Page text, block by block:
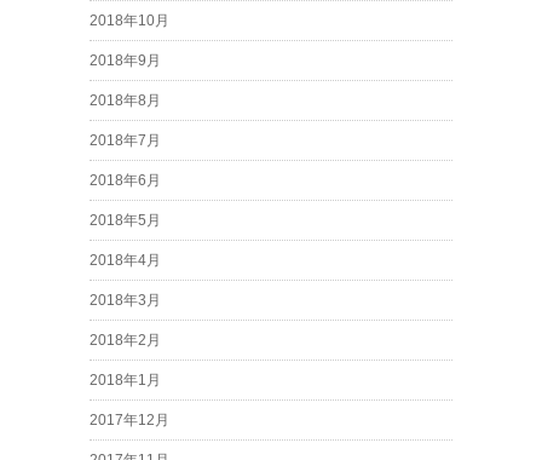
2018年10月
2018年9月
2018年8月
2018年7月
2018年6月
2018年5月
2018年4月
2018年3月
2018年2月
2018年1月
2017年12月